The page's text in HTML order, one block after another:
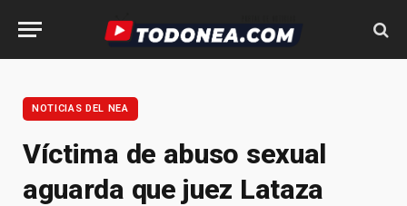
NOTICIAS DEL NEA
Víctima de abuso sexual
aguarda que juez Lataza